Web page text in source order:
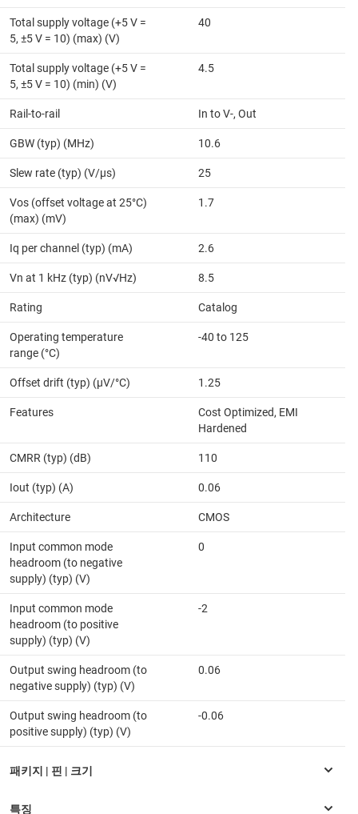
Total supply voltage (+5 V =
5, ±5 V = 10) (max) (V)
40
Total supply voltage (+5 V =
5, ±5 V = 10) (min) (V)
4.5
Rail-to-rail In to V-, Out
GBW (typ) (MHz) 10.6
Slew rate (typ) (V/µs) 25
Vos (offset voltage at 25°C)
(max) (mV)
1.7
Iq per channel (typ) (mA) 2.6
Vn at 1 kHz (typ) (nV√Hz) 8.5
Rating Catalog
Operating temperature
range (°C)
-40 to 125
Offset drift (typ) (µV/°C) 1.25
Features
Cost Optimized, EMI
Hardened
CMRR (typ) (dB) 110
Iout (typ) (A) 0.06
Architecture CMOS
Input common mode
headroom (to negative
supply) (typ) (V)
0
Input common mode
headroom (to positive
supply) (typ) (V)
-2
Output swing headroom (to
negative supply) (typ) (V)
0.06
Output swing headroom (to
positive supply) (typ) (V)
-0.06